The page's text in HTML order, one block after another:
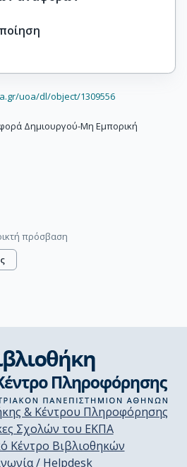
uoa/dl/object/1309556
Δημιουργού-Μη Εμπορική
πρόσβαση
& Κέντρου Πληροφόρησης
Σχολών του ΕΚΠΑ
Κέντρο Βιβλιοθηκών
/ Helpdesk